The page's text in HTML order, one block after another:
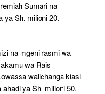
Sumari na
ya Sh. milioni 20.
na mgeni rasmi wa
wa Rais
walichanga kiasi
ya Sh. milioni 50.